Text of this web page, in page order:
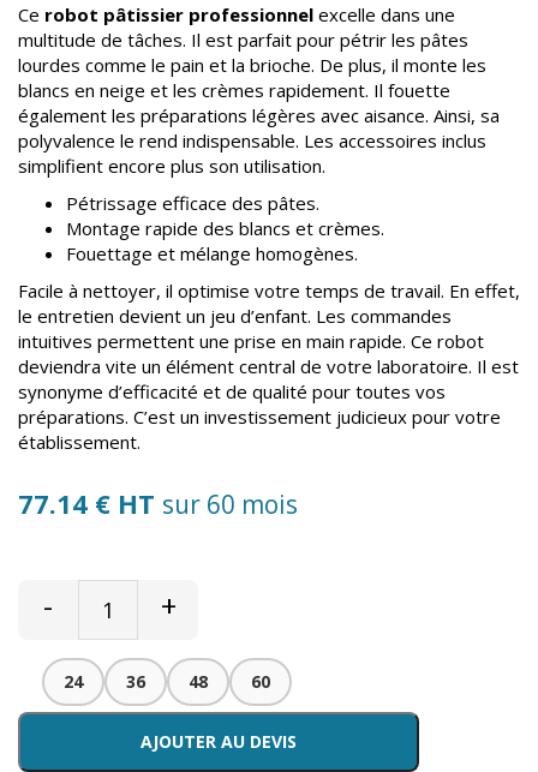
Ce robot pâtissier professionnel excelle dans une
multitude de tâches. Il est parfait pour pétrir les pâtes
lourdes comme le pain et la brioche. De plus, il monte les
blancs en neige et les crèmes rapidement. Il fouette
également les préparations légères avec aisance. Ainsi, sa
polyvalence le rend indispensable. Les accessoires inclus
simplifient encore plus son utilisation.
Pétrissage efficace des pâtes.
Montage rapide des blancs et crèmes.
Fouettage et mélange homogènes.
Facile à nettoyer, il optimise votre temps de travail. En effet,
le entretien devient un jeu d’enfant. Les commandes
intuitives permettent une prise en main rapide. Ce robot
deviendra vite un élément central de votre laboratoire. Il est
synonyme d’efficacité et de qualité pour toutes vos
préparations. C’est un investissement judicieux pour votre
établissement.
77.14 € HT sur 60 mois
- +
24 36 48 60
AJOUTER AU DEVIS